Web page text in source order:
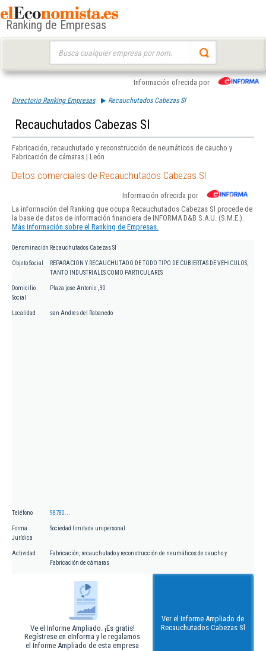
Ranking de Empresas
Información ofrecida por
Directorio Ranking Empresas Recauchutados Cabezas Sl
Recauchutados Cabezas Sl
Fabricación, recauchutado y reconstrucción de neumáticos de caucho y
Fabricación de cámaras | León
Datos comerciales de Recauchutados Cabezas Sl
Información ofrecida por
La información del Ranking que ocupa Recauchutados Cabezas Sl procede de
la base de datos de información financiera de INFORMA D&B S.A.U. (S.M.E.).
Más información sobre el Ranking de Empresas.
Denominación Recauchutados Cabezas Sl
Objeto Social
REPARACION Y RECAUCHUTADO DE TODO TIPO DE CUBIERTAS DE VEHICULOS,
TANTO INDUSTRIALES COMO PARTICULARES
Domicilio
Social
Plaza jose Antonio , 30
Localidad san Andres del Rabanedo
Teléfono 98780...
Forma
Jurídica
Sociedad limitada unipersonal
Actividad
Fabricación, recauchutado y reconstrucción de neumáticos de caucho y
Fabricación de cámaras
Ve el Informe Ampliado. ¡Es gratis!
Regístrese en eInforma y le regalamos
el Informe Ampliado de esta empresa
Ver el Informe Ampliado de
Recauchutados Cabezas Sl